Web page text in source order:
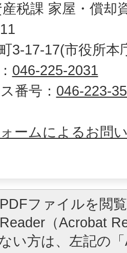
税課 家屋・償却
3-17-17(市役所本
046-225-2031
番号： 046-223-
ームによるお問
PDFファイルを閲
Reader（Acrobat
い方は、左記の